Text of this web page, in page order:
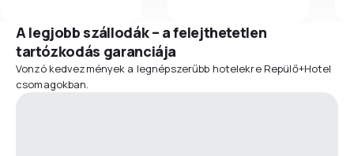
A legjobb szállodák – a felejthetetlen
tartózkodás garanciája
Vonzó kedvezmények a legnépszerűbb hotelekre Repülő+Hotel
csomagokban.